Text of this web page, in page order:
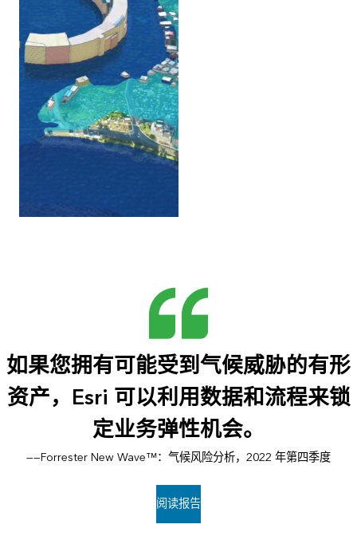
如果您拥有可能受到气候威胁的有形
资产，Esri 可以利用数据和流程来锁
定业务弹性机会。
——Forrester New Wave™：气候风险分析，2022 年第四季度
阅读报告